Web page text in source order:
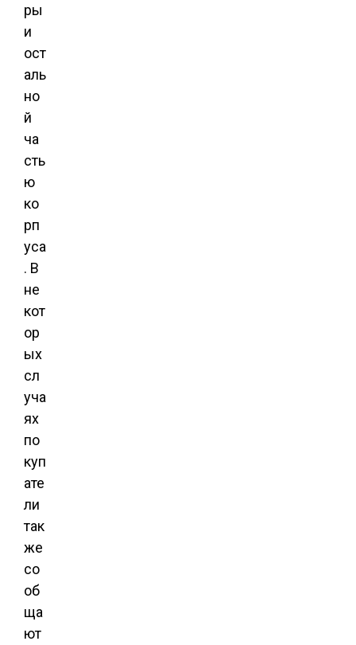
ры
и
ост
аль
но
й
ча
сть
ю
ко
рп
уса
. В
не
кот
ор
ых
сл
уча
ях
по
куп
ате
ли
так
же
со
об
ща
ют